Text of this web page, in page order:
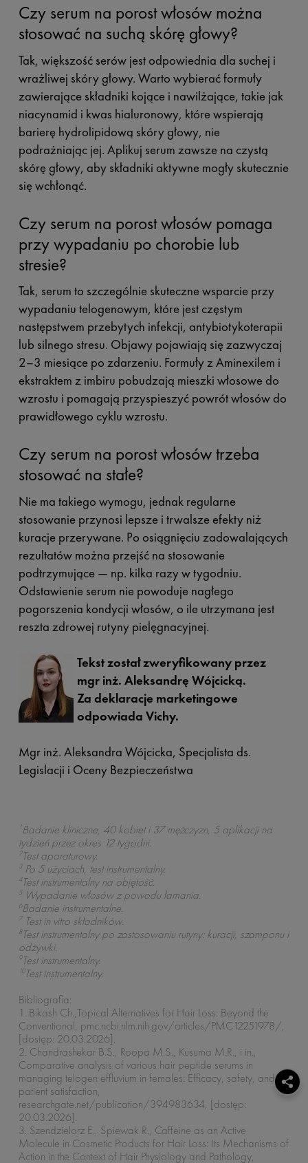
Czy serum na porost włosów można
stosować na suchą skórę głowy?
Tak, większość serów jest odpowiednia dla suchej i
wrażliwej skóry głowy. Warto wybierać formuły
zawierające składniki kojące i nawilżające, takie jak
niacynamid i kwas hialuronowy, które wspierają
barierę hydrolipidową skóry głowy, nie
podrażniając jej. Aplikuj serum zawsze na czystą
skórę głowy, aby składniki aktywne mogły skutecznie
się wchłonąć.
Czy serum na porost włosów pomaga
przy wypadaniu po chorobie lub
stresie?
Tak, serum to szczególnie skuteczne wsparcie przy
wypadaniu telogenowym, które jest częstym
następstwem przebytych infekcji, antybiotykoterapii
lub silnego stresu. Objawy pojawiają się zazwyczaj
2–3 miesiące po zdarzeniu. Formuły z Aminexilem i
ekstraktem z imbiru pobudzają mieszki włosowe do
wzrostu i pomagają przyspieszyć powrót włosów do
prawidłowego cyklu wzrostu.
Czy serum na porost włosów trzeba
stosować na stałe?
Nie ma takiego wymogu, jednak regularne
stosowanie przynosi lepsze i trwalsze efekty niż
kuracje przerywane. Po osiągnięciu zadowalających
rezultatów można przejść na stosowanie
podtrzymujące — np. kilka razy w tygodniu.
Odstawienie serum nie powoduje nagłego
pogorszenia kondycji włosów, o ile utrzymana jest
reszta zdrowej rutyny pielęgnacyjnej.
Tekst został zweryfikowany przez
mgr inż. Aleksandrę Wójcicką.
Za deklaracje marketingowe
odpowiada Vichy.
Mgr inż. Aleksandra Wójcicka, Specjalista ds.
Legislacji i Oceny Bezpieczeństwa
1Badanie kliniczne, 40 kobiet i 37 mężczyzn, 5 aplikacji na
tydzień przez okres 12 tygodni.
2Test aparaturowy.
3Po 5 użyciach, test instrumentalny.
4Test instrumentalny na objętość.
5Wypadanie włosów z powodu łamania.
6Badanie instrumentalne.
7Test in vitro składników.
8Test instrumentalny po zastosowaniu rutyny: kuracji, szamponu i
odżywki.
9Test instrumentalny.
10Test instrumentalny.
Bibliografia:
1. Bikash Ch.,Topical Alternatives for Hair Loss: Beyond the
Conventional, pmc.ncbi.nlm.nih.gov/articles/PMC12251978/,
[dostęp: 20.03.2026].
2. Chandrashekar B.S., Roopa M.S., Kusuma M.R., i in.,
Comparative analysis of various hair peptide serums in
managing telogen effluvium in females: Efficacy, safety, and
patient satisfaction,
researchgate.net/publication/394983634, [dostęp:
20.03.2026].
3. Szendzielorz E., Spiewak R., Caffeine as an Active
Molecule in Cosmetic Products for Hair Loss: Its Mechanisms of
Action in the Context of Hair Physiology and Pathology,